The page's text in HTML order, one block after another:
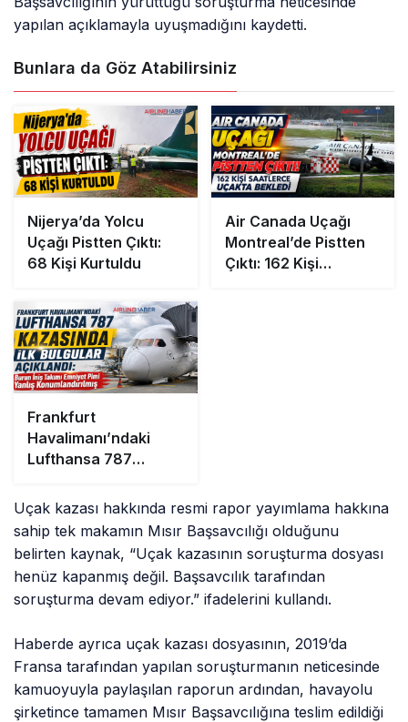
yapılan açıklamayla uyuşmadığını kaydetti.
Bunlara da Göz Atabilirsiniz
Nijerya’da Yolcu
Uçağı Pistten Çıktı:
68 Kişi Kurtuldu
Air Canada Uçağı
Montreal’de Pistten
Çıktı: 162 Kişi
Frankfurt
Havalimanı’ndaki
Lufthansa 787
Bulgular Açıklandı:
Burun İniş Takımı
Emniyet Pimi Yanlış
Konumlandırılmış
Uçak kazası hakkında resmi rapor yayımlama hakkına
sahip tek makamın Mısır Başsavcılığı olduğunu
belirten kaynak, “Uçak kazasının soruşturma dosyası
henüz kapanmış değil. Başsavcılık tarafından
soruşturma devam ediyor.” ifadelerini kullandı.
Haberde ayrıca uçak kazası dosyasının, 2019’da
Fransa tarafından yapılan soruşturmanın neticesinde
kamuoyuyla paylaşılan raporun ardından, havayolu
şirketince tamamen Mısır Başsavcılığına teslim edildiği